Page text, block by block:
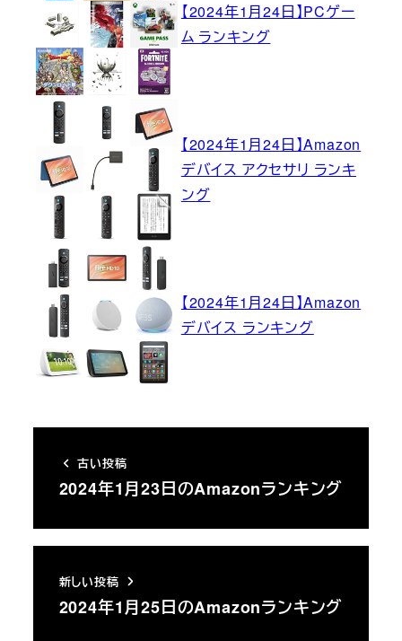
【2024年1月24日】PCゲー
ム ランキング
【2024年1月24日】Amazon
デバイス アクセサリ ランキ
ング
【2024年1月24日】Amazon
デバイス ランキング
古い投稿
2024年1月23日のAmazonランキング
新しい投稿
2024年1月25日のAmazonランキング